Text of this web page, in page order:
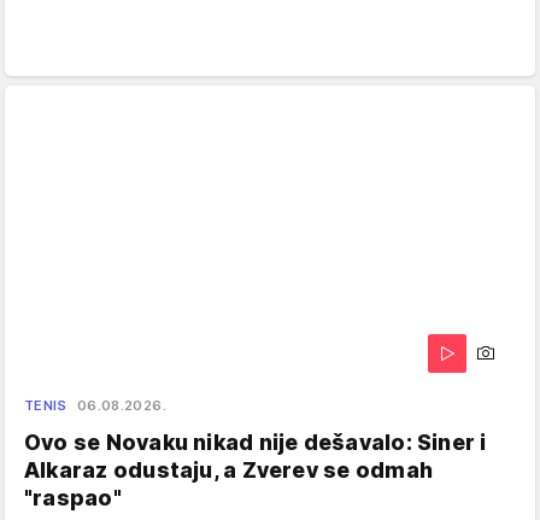
TENIS 06.08.2026.
Ovo se Novaku nikad nije dešavalo: Siner i
Alkaraz odustaju, a Zverev se odmah
"raspao"